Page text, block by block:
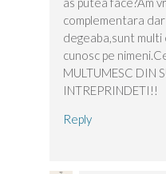
complementara
degeaba,sunt multi
cunosc pe
MULTUMESC DIN
INTREPRINDETI!!
Reply